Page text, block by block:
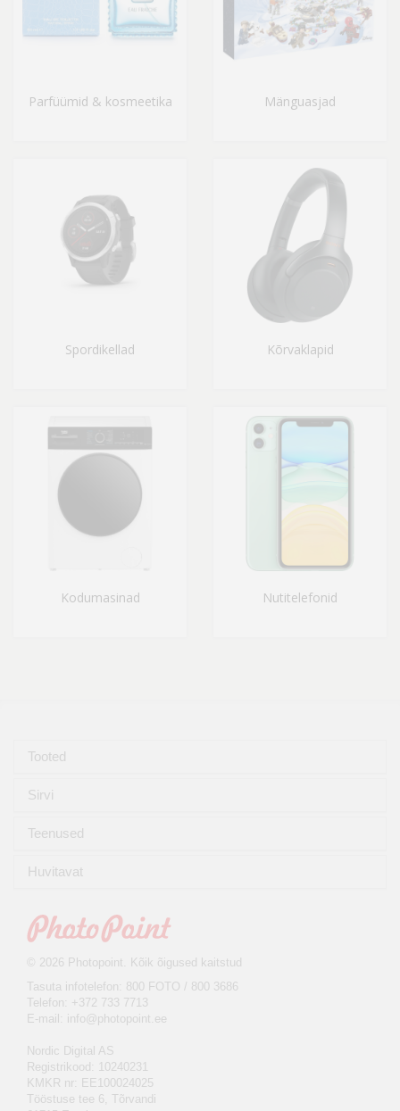
Parfüümid & kosmeetika Mänguasjad
Spordikellad Kõrvaklapid
Kodumasinad Nutitelefonid
Tooted
Sirvi
Teenused
Huvitavat
© 2026 Photopoint. Kõik õigused kaitstud
Tasuta infotelefon: 800 FOTO / 800 3686
Telefon: +372 733 7713
E-mail: info@photopoint.ee
Nordic Digital AS
Registrikood: 10240231
KMKR nr: EE100024025
Tööstuse tee 6, Tõrvandi